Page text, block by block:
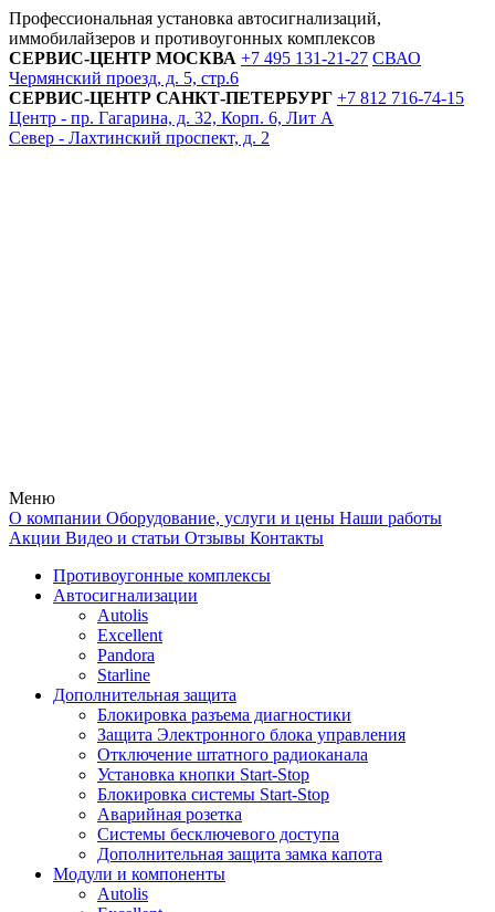
Профессиональная установка автосигнализаций,
иммобилайзеров и противоугонных комплексов
СЕРВИС-ЦЕНТР МОСКВА +7 495 131-21-27 СВАО
Чермянский проезд, д. 5, стр.6
СЕРВИС-ЦЕНТР САНКТ-ПЕТЕРБУРГ +7 812 716-74-15
Центр - пр. Гагарина, д. 32, Корп. 6, Лит А
Север - Лахтинский проспект, д. 2
Меню
О компании Оборудование, услуги и цены Наши работы
Акции Видео и статьи Отзывы Контакты
Противоугонные комплексы
Автосигнализации
Autolis
Excellent
Pandora
Starline
Дополнительная защита
Блокировка разъема диагностики
Защита Электронного блока управления
Отключение штатного радиоканала
Установка кнопки Start-Stop
Блокировка системы Start-Stop
Аварийная розетка
Системы бесключевого доступа
Дополнительная защита замка капота
Модули и компоненты
Autolis